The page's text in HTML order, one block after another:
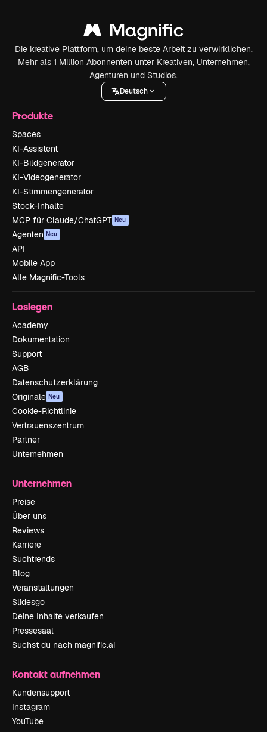
Die kreative Plattform, um deine beste Arbeit zu verwirklichen.
Mehr als 1 Million Abonnenten unter Kreativen, Unternehmen,
Agenturen und Studios.
Deutsch
Produkte
Spaces
KI-Assistent
KI-Bildgenerator
KI-Videogenerator
KI-Stimmengenerator
Stock-Inhalte
MCP für Claude/ChatGPT Neu
Agenten Neu
API
Mobile App
Alle Magnific-Tools
Loslegen
Academy
Dokumentation
Support
AGB
Datenschutzerklärung
Originale Neu
Cookie-Richtlinie
Vertrauenszentrum
Partner
Unternehmen
Unternehmen
Preise
Über uns
Reviews
Karriere
Suchtrends
Blog
Veranstaltungen
Slidesgo
Deine Inhalte verkaufen
Pressesaal
Suchst du nach magnific.ai
Kontakt aufnehmen
Kundensupport
Instagram
YouTube